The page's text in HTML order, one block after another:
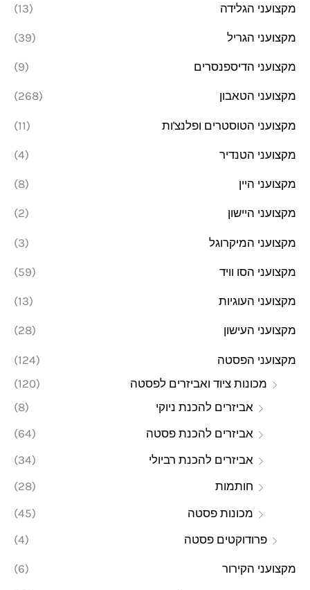
מקצועני הגלידה (13)
מקצועני הגריל (39)
מקצועני הדיספנסרים (9)
מקצועני הטאבון (268)
מקצועני הטוסטרים ופלנצ'ות (11)
מקצועני הטנדיר (4)
מקצועני היין (8)
מקצועני היישון (2)
מקצועני המיקרוגל (3)
מקצועני הסו וויד (59)
מקצועני העוגיות (13)
מקצועני העישון (28)
מקצועני הפסטה
(124)
מכונות ציוד ואביזרים לפסטה
(120)
אביזרים להכנת ניוקי
(8)
אביזרים להכנת פסטה
(64)
אביזרים להכנת רביולי
(34)
חותמות
(28)
מכונות פסטה
(45)
פרודוקטים פסטה
(4)
מקצועני הקירור (6)